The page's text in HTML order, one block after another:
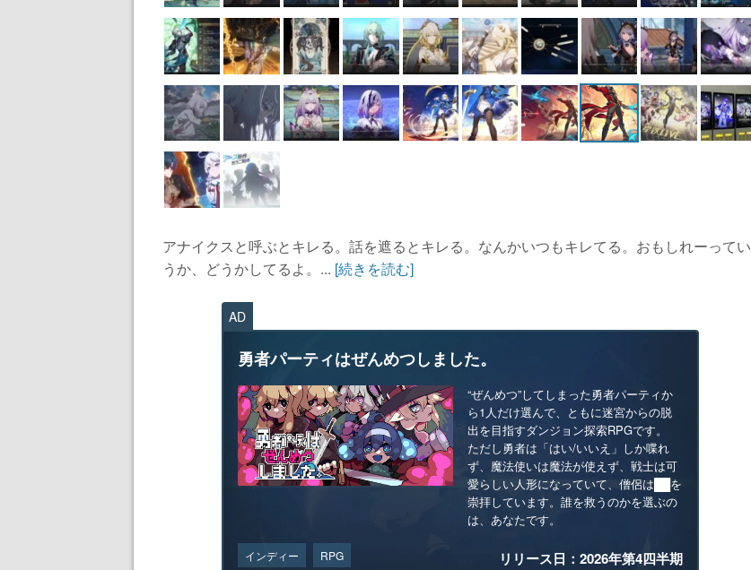
アナイクスと呼ぶとキレる。話を遮るとキレる。なんかいつもキレてる。おもしれーってい
うか、どうかしてるよ。... [続きを読む]
AD
勇者パーティはぜんめつしました。
“ぜんめつ”してしまった勇者パーティか
ら1人だけ選んで、ともに迷宮からの脱
出を目指すダンジョン探索RPGです。
ただし勇者は「はい/いいえ」しか喋れ
ず、魔法使いは魔法が使えず、戦士は可
愛らしい人形になっていて、僧侶は██を
崇拝しています。誰を救うのかを選ぶの
は、あなたです。
インディー RPG リリース日：2026年第4四半期